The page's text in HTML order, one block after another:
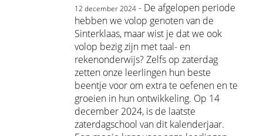
12 december 2024 - De afgelopen periode
hebben we volop genoten van de
Sinterklaas, maar wist je dat we ook
volop bezig zijn met taal- en
rekenonderwijs? Zelfs op zaterdag
zetten onze leerlingen hun beste
beentje voor om extra te oefenen en te
groeien in hun ontwikkeling. Op 14
december 2024, is de laatste
zaterdagschool van dit kalenderjaar.